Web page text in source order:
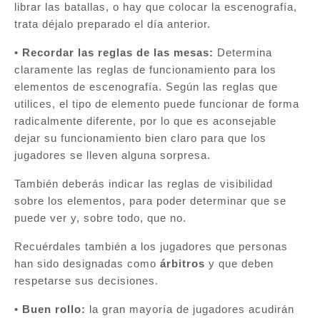
librar las batallas, o hay que colocar la escenografía,
trata déjalo preparado el día anterior.
• Recordar las reglas de las mesas: Determina
claramente las reglas de funcionamiento para los
elementos de escenografía. Según las reglas que
utilices, el tipo de elemento puede funcionar de forma
radicalmente diferente, por lo que es aconsejable
dejar su funcionamiento bien claro para que los
jugadores se lleven alguna sorpresa.
También deberás indicar las reglas de visibilidad
sobre los elementos, para poder determinar que se
puede ver y, sobre todo, que no.
Recuérdales también a los jugadores que personas
han sido designadas como árbitros y que deben
respetarse sus decisiones.
• Buen rollo: la gran mayoría de jugadores acudirán